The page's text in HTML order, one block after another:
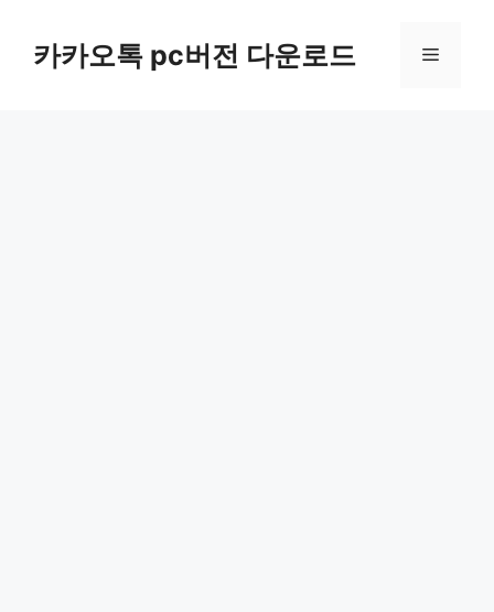
카카오톡 pc버전 다운로드 메